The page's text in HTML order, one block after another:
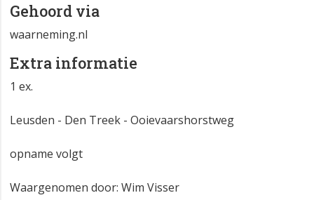
Gehoord via
waarneming.nl
Extra informatie
1 ex.
Leusden - Den Treek - Ooievaarshorstweg
opname volgt
Waargenomen door: Wim Visser